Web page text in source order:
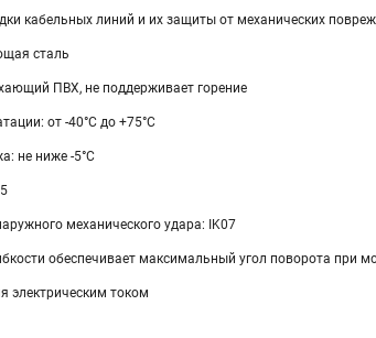
кабельных линий и их защиты от механических
сталь
ПВХ, не поддерживает горение
от -40°С до +75°С
не ниже -5°С
механического удара: IK07
обеспечивает максимальный угол поворота при
электрическим током